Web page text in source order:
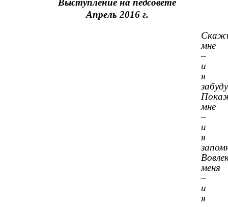
Выступление на педсовете
Апрель 2016 г.
мне
–
и
я
мне
–
и
я
меня
–
и
я